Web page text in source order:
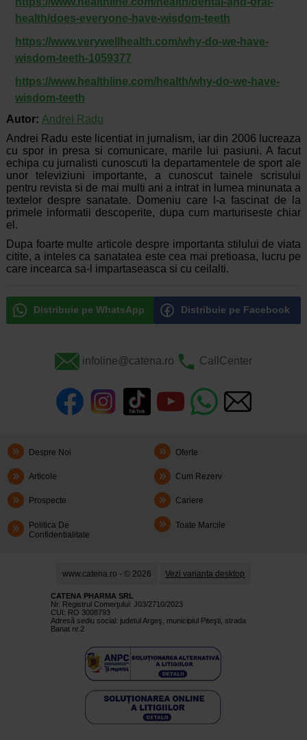
health/does-everyone-have-wisdom-teeth
https://www.verywellhealth.com/why-do-we-have-
wisdom-teeth-1059377
https://www.healthline.com/health/why-do-we-have-
wisdom-teeth
Autor: Andrei Radu
Andrei Radu este licentiat in jurnalism, iar din 2006 lucreaza
cu spor in presa si comunicare, marile lui pasiuni. A facut
echipa cu jurnalisti cunoscuti la departamentele de sport ale
unor televiziuni importante, a cunoscut tainele scrisului
pentru revista si de mai multi ani a intrat in lumea minunata a
textelor despre sanatate. Domeniu care l-a fascinat de la
primele informatii descoperite, dupa cum marturiseste chiar
el.
Dupa foarte multe articole despre importanta stilului de viata
citite, a inteles ca sanatatea este cea mai pretioasa, lucru pe
care incearca sa-l impartaseasca si cu ceilalti.
Distribuie pe WhatsApp Distribuie pe Facebook
infoline@catena.ro CallCenter
Despre Noi Oferte
Articole Cum Rezerv
Prospecte Cariere
Politica De
Confidentialitate
Toate Marcile
www.catena.ro - © 2026 Vezi varianta desktop
CATENA PHARMA SRL
Nr. Registrul Comerţului: J03/2710/2023
CUI: RO 3008793
Adresă sediu social: judetul Argeş, municipiul Piteşti, strada
Banat nr.2